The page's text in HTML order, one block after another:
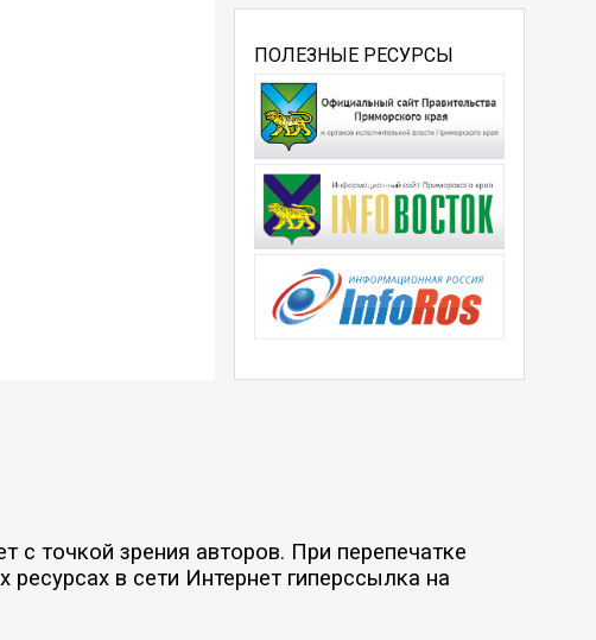
ПОЛЕЗНЫЕ РЕСУРСЫ
точкой зрения авторов. При перепечатке
в сети Интернет гиперссылка на